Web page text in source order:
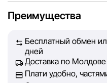
наших покупателей.
на сайте, была
актуальной. Наша цель —
информацией, чтобы вы
решение о покупке.
Преимущества
Бесплатный обмен
дней
Доставка по Молдове
Плати удобно,